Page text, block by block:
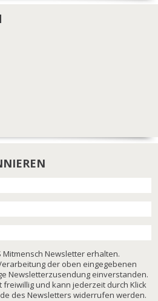
Mitmensch Newsletter erhalten.
der oben eingegebenen
Newsletterzusendung einverstanden.
freiwillig und kann jederzeit durch Klick
des Newsletters widerrufen werden.